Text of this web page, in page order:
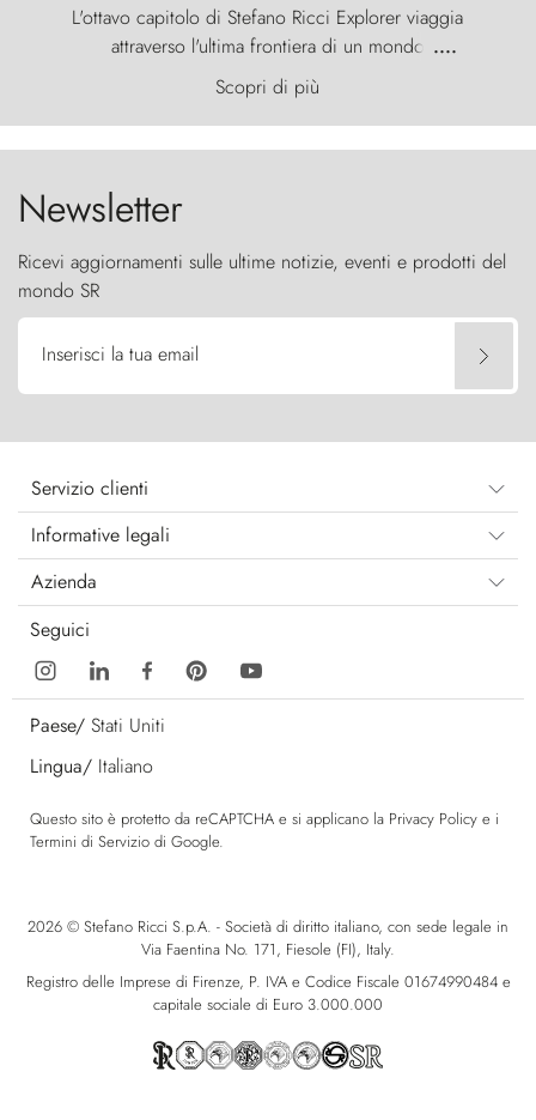
L'ottavo capitolo di Stefano Ricci Explorer viaggia
attraverso l'ultima frontiera di un mondo
primordiale, dove il vento scolpisce la natura con
furia ancestrale e le Torres del Paine sfidano il
cielo come sentinelle di pietra.
....
Scopri di più
Newsletter
Ricevi aggiornamenti sulle ultime notizie, eventi e prodotti del
mondo SR
Inserisci la tua email
Servizio clienti
Informative legali
Azienda
Seguici
Paese/ Stati Uniti
Lingua/ Italiano
Questo sito è protetto da reCAPTCHA e si applicano la Privacy Policy e i
Termini di Servizio di Google.
2026 © Stefano Ricci S.p.A. - Società di diritto italiano, con sede legale in
Via Faentina No. 171, Fiesole (FI), Italy.
Registro delle Imprese di Firenze, P. IVA e Codice Fiscale 01674990484 e
capitale sociale di Euro 3.000.000